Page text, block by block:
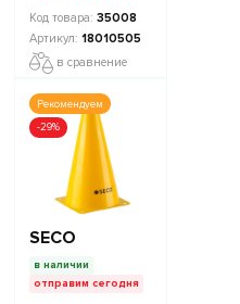
35008
18010505
в сравнение
Рекомендуем
-29%
SECO
в наличии
отправим сегодня